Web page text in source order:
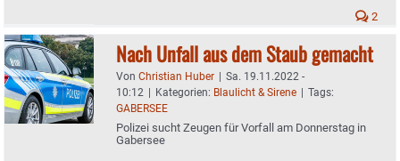
2
Nach Unfall aus dem Staub gemacht
Von Christian Huber | Sa. 19.11.2022 -
10:12 | Kategorien: Blaulicht & Sirene | Tags:
GABERSEE
Polizei sucht Zeugen für Vorfall am Donnerstag in
Gabersee